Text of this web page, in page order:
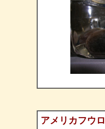
アメリカフウロ